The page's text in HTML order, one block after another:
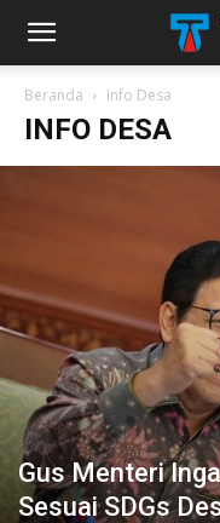
Beranda Info Desa
INFO DESA
Gus Menteri
Sesuai SDGs